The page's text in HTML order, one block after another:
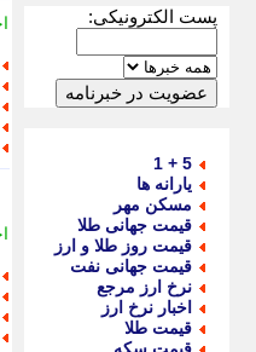
پست الکترونیکی:
5 + 1
یارانه ها
مسکن مهر
قیمت جهانی طلا
قیمت روز طلا و ارز
قیمت جهانی نفت
نرخ ارز مرجع
اخبار نرخ ارز
قیمت طلا